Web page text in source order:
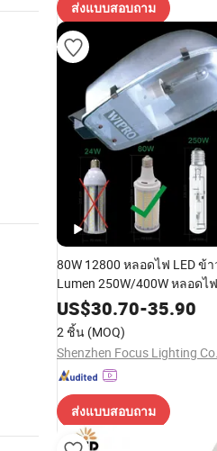
ส่งแบบสอบถาม
80W 12800 หลอดไฟ LED ข้
Lumen 250W/400W หลอดไ
ข้าวโพดสำหรับเปลี่ยน HID/
เวิร์กช็อป
US$30.70-35.90
2 ชิ้น (MOQ)
Shenzhen Focus Lighting
ส่งแบบสอบถาม